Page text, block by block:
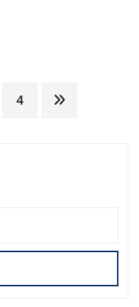
4